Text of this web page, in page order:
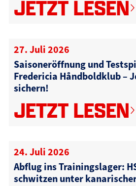
JETZT LESEN
27. Juli 2026
Saisoneröffnung und
Fredericia Håndboldklub –
sichern!
JETZT LESEN
24. Juli 2026
Abflug ins Trainingslager:
schwitzen unter